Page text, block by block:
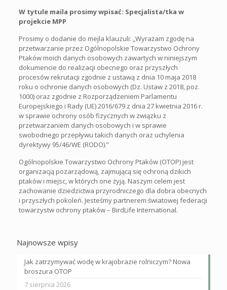
W tytule maila prosimy wpisać: Specjalista/tka w
projekcie MPP
Prosimy o dodanie do mejla klauzuli: „Wyrażam zgodę na
przetwarzanie przez Ogólnopolskie Towarzystwo Ochrony
Ptaków moich danych osobowych zawartych w niniejszym
dokumencie do realizacji obecnego oraz przyszłych
procesów rekrutacji zgodnie z ustawą z dnia 10 maja 2018
roku o ochronie danych osobowych (Dz. Ustaw z 2018, poz.
1000) oraz zgodnie z Rozporządzeniem Parlamentu
Europejskiego i Rady (UE) 2016/679 z dnia 27 kwietnia 2016 r.
w sprawie ochrony osób fizycznych w związku z
przetwarzaniem danych osobowych i w sprawie
swobodnego przepływu takich danych oraz uchylenia
dyrektywy 95/46/WE (RODO).”
Ogólnopolskie Towarzystwo Ochrony Ptaków (OTOP) jest
organizacją pozarządową, zajmującą się ochroną dzikich
ptaków i miejsc, w których one żyją. Naszym celem jest
zachowanie dziedzictwa przyrodniczego dla dobra obecnych
i przyszłych pokoleń. Jesteśmy partnerem światowej federacji
towarzystw ochrony ptaków – BirdLife International.
Najnowsze wpisy
Jak zatrzymywać wodę w krajobrazie rolniczym? Nowa
broszura OTOP
7 sierpnia 2026